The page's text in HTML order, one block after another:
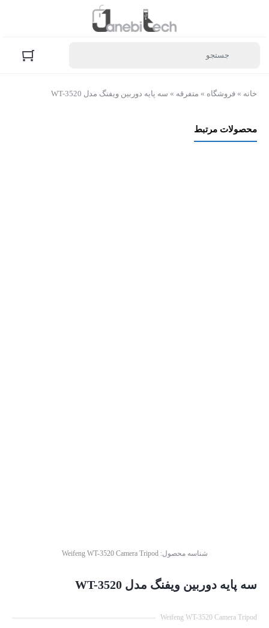
خانه » فروشگاه » متفرقه » سه پایه دوربین ویفنگ مدل WT-3520
محصولات مرتبط
شناسه محصول:Weifeng WT-3520 Camera Tripod
سه پایه دوربین ویفنگ مدل WT-3520
Weifeng WT-3520 Camera Tripod